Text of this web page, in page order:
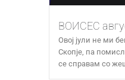
ВОИСЕС
Овој јули не ми
Скопје, па
се справам со